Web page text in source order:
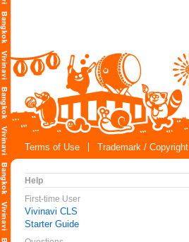
Terms of Use
Trademark / Copyright
Help
First-time User
Vivinavi CLS
Starter Guide